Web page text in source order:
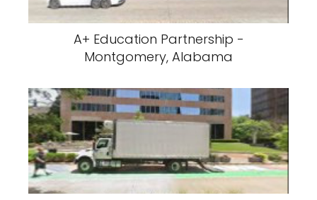
A+ Education Partnership -
Montgomery, Alabama